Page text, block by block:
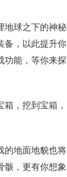
地球之下的神
备，以此提升
能，等你来探
，挖到宝箱
的地面地貌也
骸，更有你想